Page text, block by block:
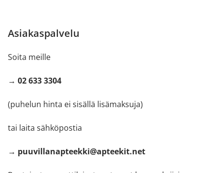
Asiakaspalvelu
Soita meille
→ 02 633 3304
(puhelun hinta ei sisällä lisämaksuja)
tai laita sähköpostia
→ puuvillanapteekki@apteekit.net